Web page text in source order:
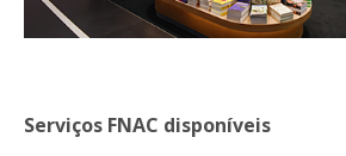
Serviços FNAC disponíveis